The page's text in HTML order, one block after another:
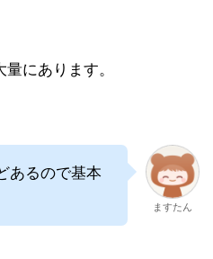
にあります。
あるので基本
ますたん